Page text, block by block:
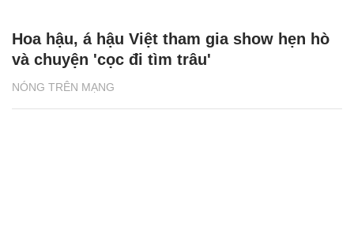
NÓNG TRÊN MẠNG
Hoa hậu, á hậu Việt tham gia show hẹn hò
và chuyện 'cọc đi tìm trâu'